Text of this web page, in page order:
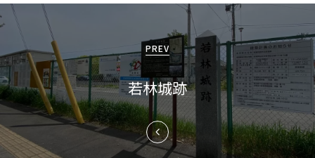
投
稿
ナ
ビ
ゲ
PREV
若林城跡